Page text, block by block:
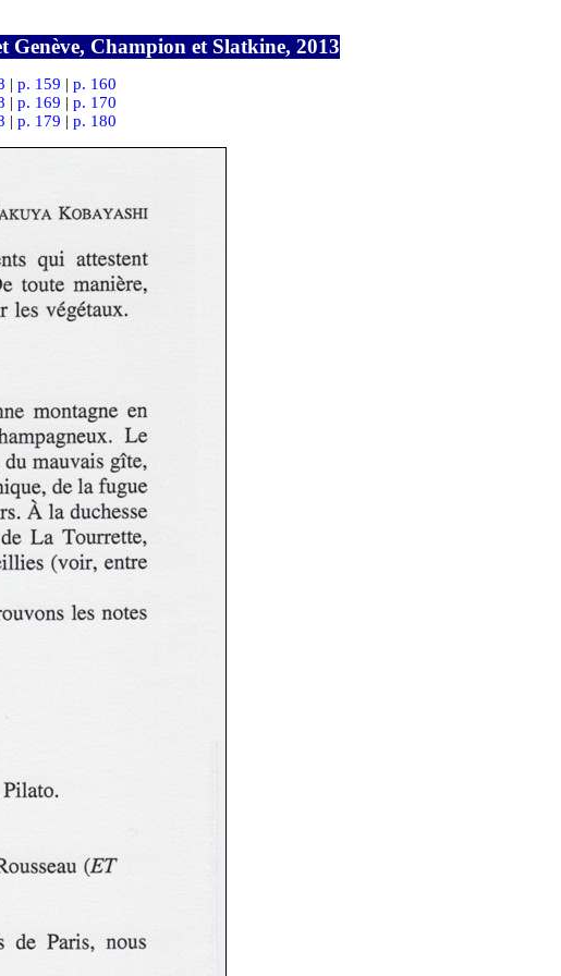
Genève, Champion et Slatkine, 2013
| p. 159 | p. 160
| p. 169 | p. 170
| p. 179 | p. 180